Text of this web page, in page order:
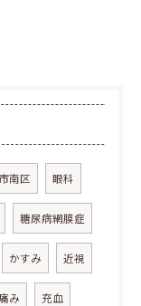
南区 眼科
糖尿病網膜症
かすみ 近視
み 充血